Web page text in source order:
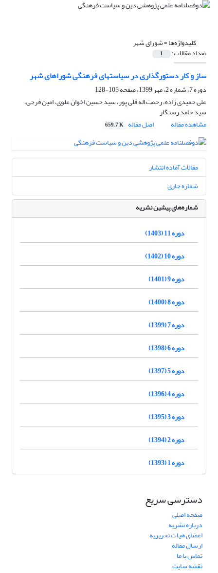
کلیدواژه‌ها =شورای شهر
تعداد مقالات: 1
ساز و کار دستورگذاری در سیاستهای فرهنگی شوراهای شهر
دوره 7، شماره 2، مهر 1399، صفحه
105-128
علی حمیدی زاده، رحمت اله قلی پور، سید حسین اخوان علوی، امین فرجی،
سید حامد رستگار
مشاهده مقاله
اصل مقاله 659.7 K
مقالات آماده انتشار
شماره جاری
شماره‌های پیشین نشریه
دوره 11 (1403)
دوره 10 (1402)
دوره 9 (1401)
دوره 8 (1400)
دوره 7 (1399)
دوره 6 (1398)
دوره 5 (1397)
دوره 4 (1396)
دوره 3 (1395)
دوره 2 (1394)
دوره 1 (1393)
دسترسی سریع
صفحه اصلی
درباره نشریه
اعضای هیات تحریریه
ارسال مقاله
تماس با ما
نقشه سایت